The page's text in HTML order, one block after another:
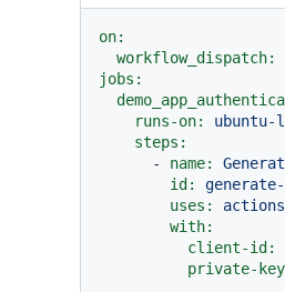
on:
workflow_dispatch:
jobs:
runs-on:
steps:
-
name:
id:
uses:
with:
client-id:
private-